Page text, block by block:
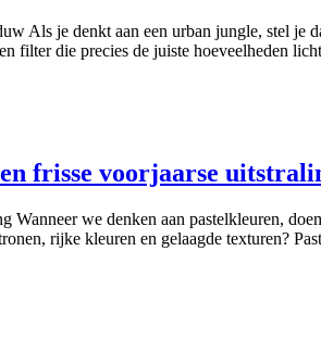
Als je denkt aan een urban jungle, stel je
filter die precies de juiste hoeveelheden
frisse voorjaarse
Wanneer we denken aan pastelkleuren,
rijke kleuren en gelaagde texturen?